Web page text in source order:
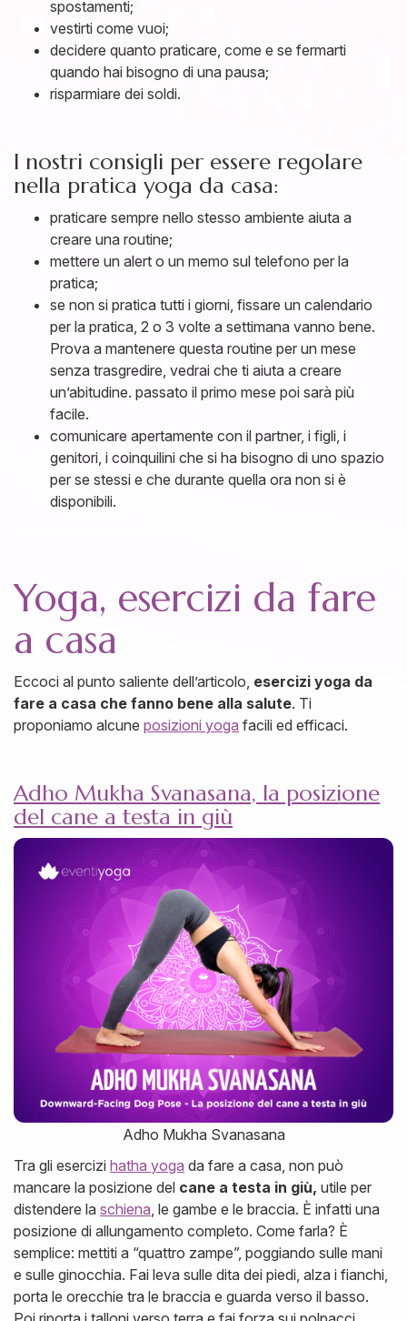
spostamenti;
vestirti come vuoi;
decidere quanto praticare, come e se fermarti
quando hai bisogno di una pausa;
risparmiare dei soldi.
I nostri consigli per essere regolare
nella pratica yoga da casa:
praticare sempre nello stesso ambiente aiuta a
creare una routine;
mettere un alert o un memo sul telefono per la
pratica;
se non si pratica tutti i giorni, fissare un calendario
per la pratica, 2 o 3 volte a settimana vanno bene.
Prova a mantenere questa routine per un mese
senza trasgredire, vedrai che ti aiuta a creare
un’abitudine. passato il primo mese poi sarà più
facile.
comunicare apertamente con il partner, i figli, i
genitori, i coinquilini che si ha bisogno di uno spazio
per se stessi e che durante quella ora non si è
disponibili.
Yoga, esercizi da fare
a casa
Eccoci al punto saliente dell’articolo, esercizi yoga da
fare a casa che fanno bene alla salute. Ti
proponiamo alcune posizioni yoga facili ed efficaci.
Adho Mukha Svanasana, la posizione
del cane a testa in giù
Adho Mukha Svanasana
Tra gli esercizi hatha yoga da fare a casa, non può
mancare la posizione del cane a testa in giù, utile per
distendere la schiena , le gambe e le braccia. È infatti una
posizione di allungamento completo. Come farla? È
semplice: mettiti a “quattro zampe”, poggiando sulle mani
e sulle ginocchia. Fai leva sulle dita dei piedi, alza i fianchi,
porta le orecchie tra le braccia e guarda verso il basso.